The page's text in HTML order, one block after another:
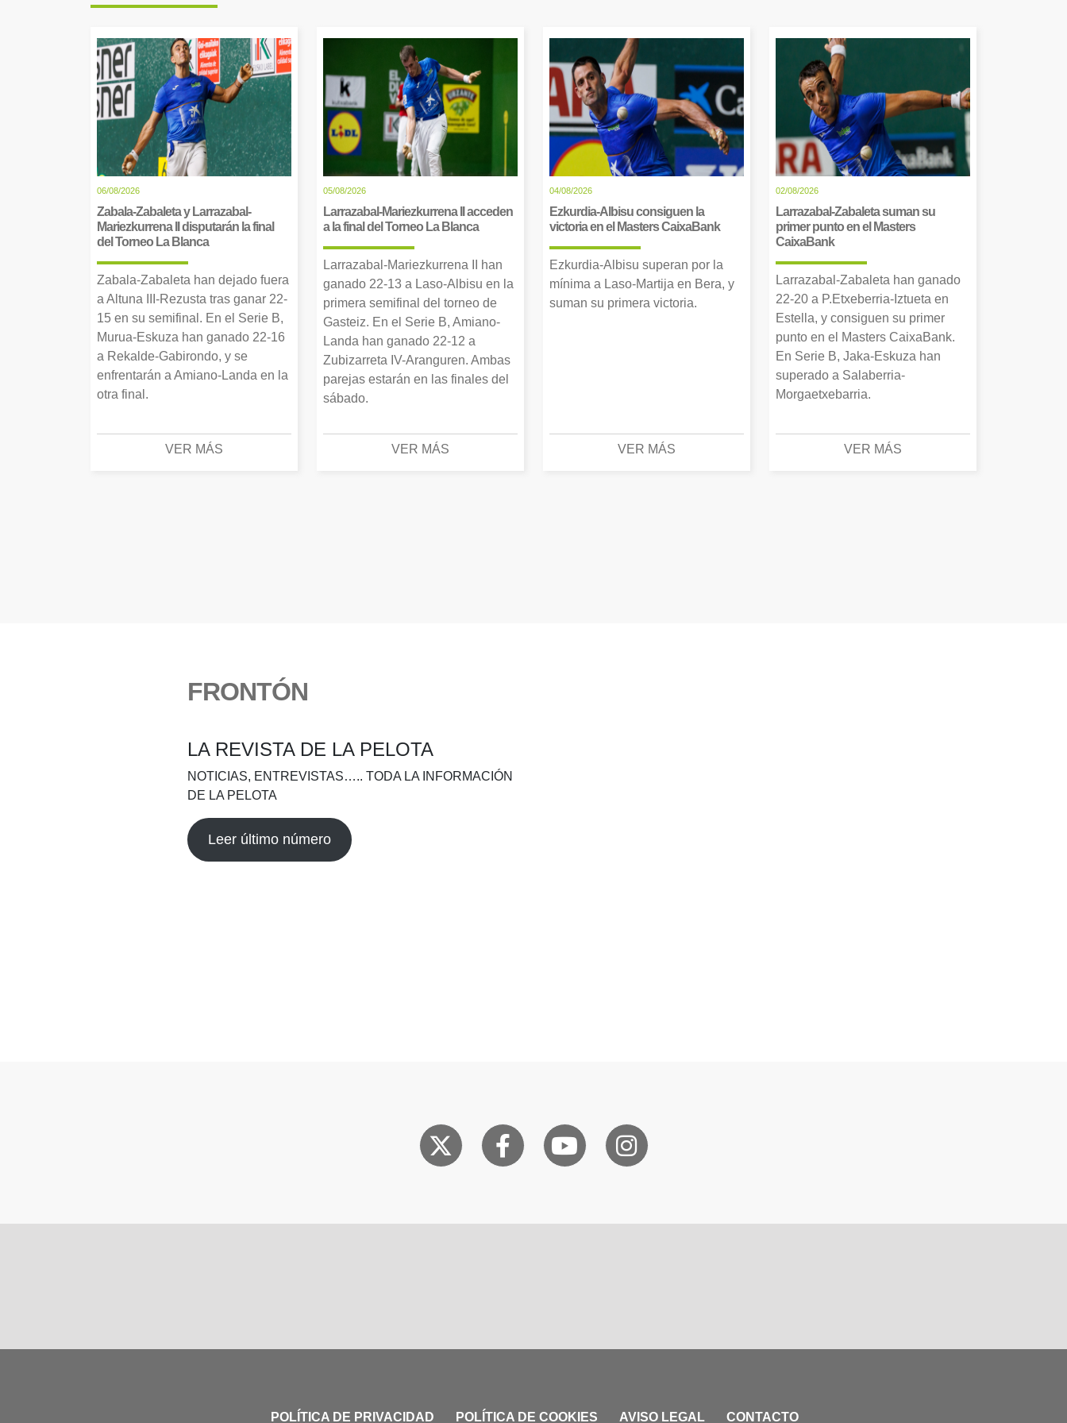
06/08/2026
Zabala-Zabaleta y Larrazabal-
Mariezkurrena II disputarán la final
del Torneo La Blanca
Zabala-Zabaleta han dejado fuera
a Altuna III-Rezusta tras ganar 22-
15 en su semifinal. En el Serie B,
Murua-Eskuza han ganado 22-16
a Rekalde-Gabirondo, y se
enfrentarán a Amiano-Landa en la
otra final.
VER MÁS
05/08/2026
Larrazabal-Mariezkurrena II acceden
a la final del Torneo La Blanca
Larrazabal-Mariezkurrena II han
ganado 22-13 a Laso-Albisu en la
primera semifinal del torneo de
Gasteiz. En el Serie B, Amiano-
Landa han ganado 22-12 a
Zubizarreta IV-Aranguren. Ambas
parejas estarán en las finales del
sábado.
VER MÁS
04/08/2026
Ezkurdia-Albisu consiguen la
victoria en el Masters CaixaBank
Ezkurdia-Albisu superan por la
mínima a Laso-Martija en Bera, y
suman su primera victoria.
VER MÁS
02/08/2026
Larrazabal-Zabaleta suman su
primer punto en el Masters
CaixaBank
Larrazabal-Zabaleta han ganado
22-20 a P.Etxeberria-Iztueta en
Estella, y consiguen su primer
punto en el Masters CaixaBank.
En Serie B, Jaka-Eskuza han
superado a Salaberria-
Morgaetxebarria.
VER MÁS
FRONTÓN
LA REVISTA DE LA PELOTA
NOTICIAS, ENTREVISTAS….. TODA LA INFORMACIÓN
DE LA PELOTA
Leer último número
POLÍTICA DE PRIVACIDAD POLÍTICA DE COOKIES AVISO LEGAL CONTACTO